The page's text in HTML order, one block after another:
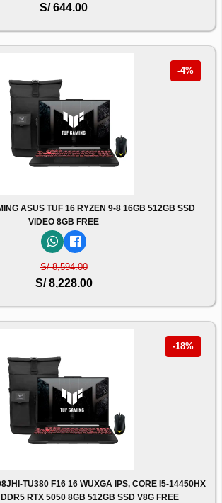
S/ 644.00
-4%
ASUS TUF 16 RYZEN 9-8 16GB 512GB SSD
VIDEO 8GB FREE
S/ 8,594.00
S/ 8,228.00
-18%
TU380 F16 16 WUXGA IPS, CORE I5-14450HX
RTX 5050 8GB 512GB SSD V8G FREE